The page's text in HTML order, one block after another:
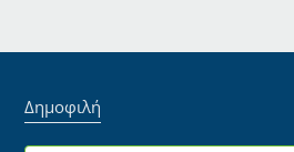
W12
12x12m
BLUE
Δημοφιλή